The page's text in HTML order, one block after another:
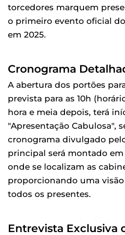
torcedores marquem
o primeiro evento oficial
em 2025.
Cronograma
A abertura dos portões
prevista para as 10h
hora e meia depois, terá
"Apresentação Cabulosa",
cronograma divulgado
principal será montado
onde se localizam as
proporcionando uma
todos os presentes.
Entrevista Exclusiva